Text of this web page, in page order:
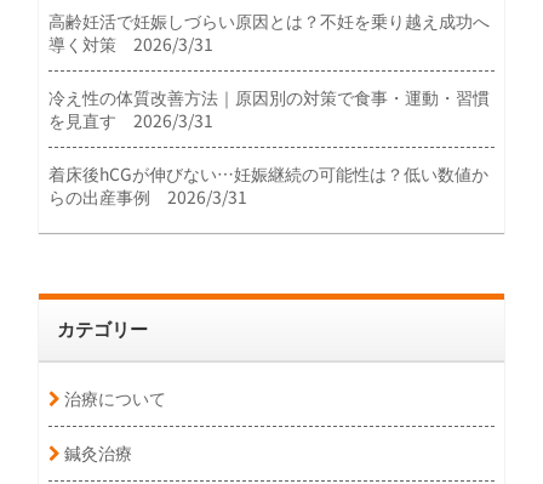
高齢妊活で妊娠しづらい原因とは？不妊を乗り越え成功へ
導く対策 2026/3/31
冷え性の体質改善方法｜原因別の対策で食事・運動・習慣
を見直す 2026/3/31
着床後hCGが伸びない…妊娠継続の可能性は？低い数値か
らの出産事例 2026/3/31
カテゴリー
治療について
鍼灸治療